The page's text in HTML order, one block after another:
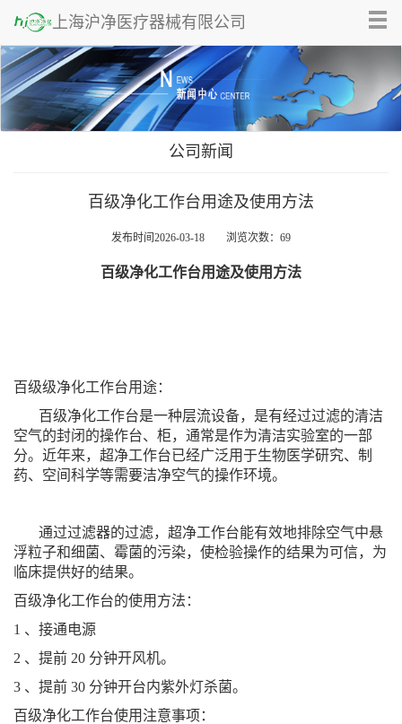
上海沪净医疗器械有限公司
公司新闻
百级净化工作台用途及使用方法
发布时间2026-03-18 浏览次数：69
百级净化工作台用途及使用方法
百级级净化工作台用途：
百级净化工作台是一种层流设备，是有经过过滤的清洁
空气的封闭的操作台、柜，通常是作为清洁实验室的一部
分。近年来，超净工作台已经广泛用于生物医学研究、制
药、空间科学等需要洁净空气的操作环境。
通过过滤器的过滤，超净工作台能有效地排除空气中悬
浮粒子和细菌、霉菌的污染，使检验操作的结果为可信，为
临床提供好的结果。
百级净化工作台的使用方法：
1 、接通电源
2 、提前 20 分钟开风机。
3 、提前 30 分钟开台内紫外灯杀菌。
百级净化工作台使用注意事项：